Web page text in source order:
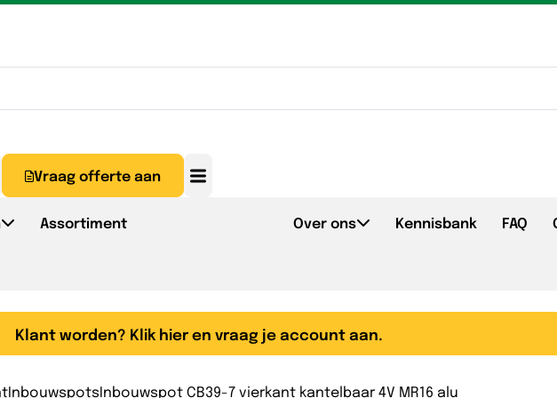
Vraag offerte aan
Assortiment Over ons Kennisbank FAQ
Klant worden? Klik hier en vraag je account aan.
InbouwspotsInbouwspot CB39-7 vierkant kantelbaar 4V MR16 alu